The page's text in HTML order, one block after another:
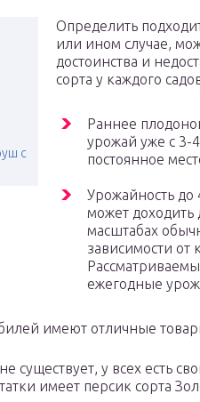
с
Определить
или ином случае,
достоинства и
сорта у каждого
Раннее
урожай уже с 3-
постоянное
Урожайность до
может
масштабах
зависимости от
ежегодные
имеют отличные
существует, у всех есть
имеет персик сорта